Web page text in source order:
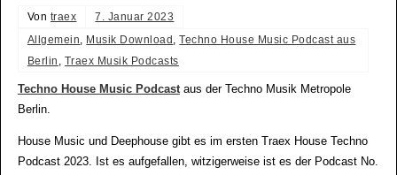
Von traex
7. Januar 2023
Allgemein, Musik Download ,Techno House Music Podcast aus
Berlin , Traex Musik Podcasts
Techno House Music Podcastaus der Techno Musik Metropole
Berlin.
House Music und Deephouse gibt es im ersten Traex House Techno
Podcast 2023. Ist es aufgefallen, witzigerweise ist es der Podcast No.